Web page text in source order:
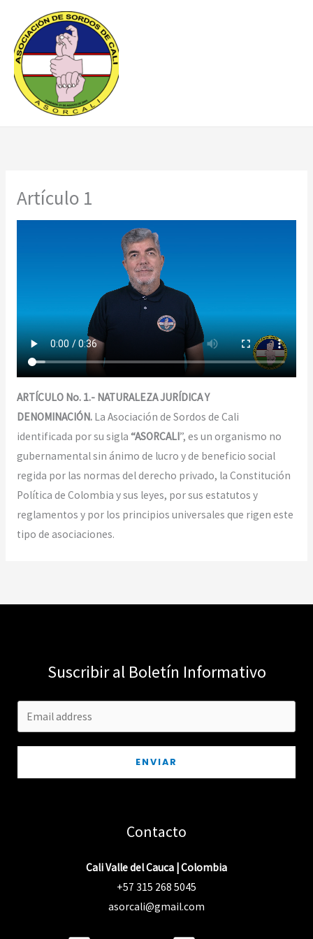
contenido
Artículo 1
ARTÍCULO No. 1.- NATURALEZA JURÍDICA Y
DENOMINACIÓN. La Asociación de Sordos de Cali
identificada por su sigla “ASORCALI”, es un organismo no
gubernamental sin ánimo de lucro y de beneficio social
regida por las normas del derecho privado, la Constitución
Política de Colombia y sus leyes, por sus estatutos y
reglamentos y por los principios universales que rigen este
tipo de asociaciones.
Suscribir al Boletín Informativo
ENVIAR
Contacto
Cali Valle del Cauca | Colombia
+57 315 268 5045
asorcali@gmail.com